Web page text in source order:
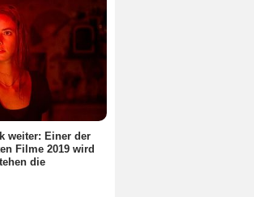
weiter: Einer der
Filme 2019 wird
die